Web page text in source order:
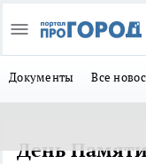
Документы Все
День